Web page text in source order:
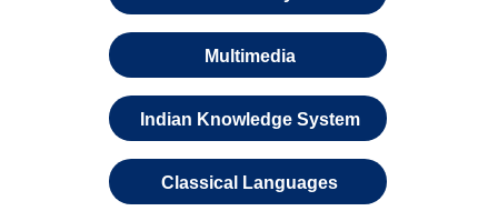
Multimedia
Indian Knowledge System
Classical Languages